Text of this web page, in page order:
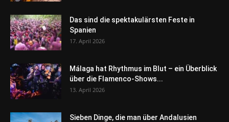
Das sind die spektakulärsten Feste in
Spanien
17. April 2026
Málaga hat Rhythmus im Blut – ein Überblick
über die Flamenco-Shows...
13. April 2026
Sieben Dinge, die man über Andalusien